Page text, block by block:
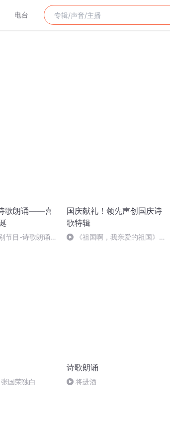
电台
歌朗诵——喜
节目-诗歌朗诵-
国庆献礼！领先声创国庆诗
歌特辑
《祖国啊，我亲爱的祖国》温
国荣独白
诗歌朗诵
将进酒